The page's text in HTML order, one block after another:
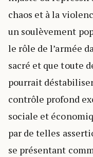
chaos et à la
un soulèvement
le rôle de l’armée
sacré et que toute
pourrait
contrôle profond
sociale et
par de telles
se présentant